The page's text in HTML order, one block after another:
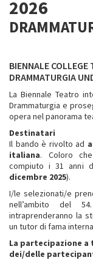
2026
BIENNALE
DRAMMATURGIA
La Biennale Teatro
Drammaturgia e
opera nel panorama
Destinatari
Il bando è rivolto ad
italiana. Coloro
compiuto i 31 anni
dicembre 2025).
I/le selezionati/e
nell’ambito del
intraprenderanno la
un tutor di fama
La partecipazione
dei/delle